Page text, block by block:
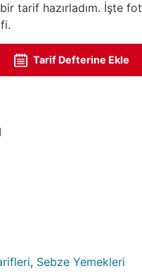
tarif hazırladım. İşte
Tarif Defterine Ekle
, Sebze Yemekleri